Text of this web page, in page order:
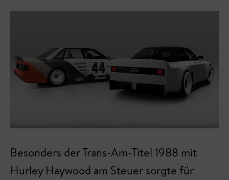
Besonders der Trans-Am-Titel 1988 mit
Hurley Haywood am Steuer sorgte für